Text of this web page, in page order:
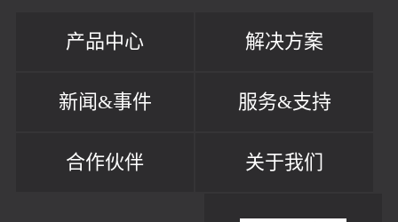
产品中心 解决方案
新闻&事件 服务&支持
合作伙伴 关于我们